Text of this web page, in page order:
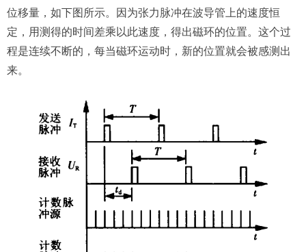
位移量，如下图所示。因为张力脉冲在波导管上的速度恒
定，用测得的时间差乘以此速度，得出磁环的位置。这个过
程是连续不断的，每当磁环运动时，新的位置就会被感测出
来。